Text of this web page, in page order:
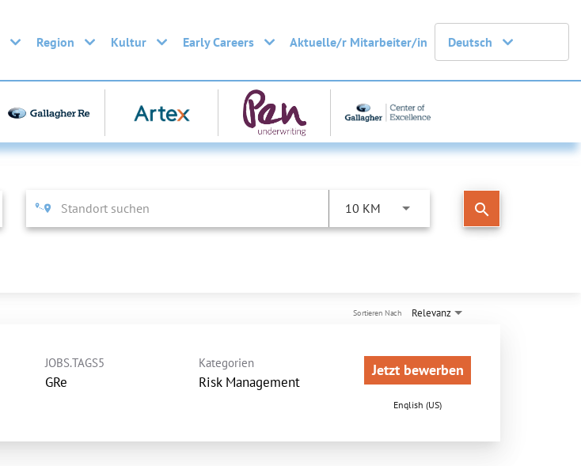
Region Kultur Early Careers Aktuelle/r Mitarbeiter/in Deutsch
10 KM search
Relevanz
Sortieren Nach
JOBS.TAGS5
GRe
Kategorien
Risk Management
Jetzt bewerben
English (US)